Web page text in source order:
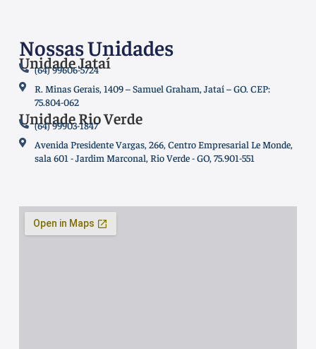
Nossas Unidades
Unidade Jataí
(64) 99606-5724
R. Minas Gerais, 1409 – Samuel Graham, Jataí – GO. CEP:
75.804-062
Unidade Rio Verde
(64) 99903-1847
Avenida Presidente Vargas, 266, Centro Empresarial Le Monde,
sala 601 - Jardim Marconal, Rio Verde - GO, 75.901-551